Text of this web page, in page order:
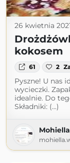
26 kwietnia
kokosem
61 2
Pyszne! U nas
wycieczki.
idealnie. Do
Składniki: (...)
Mohiella